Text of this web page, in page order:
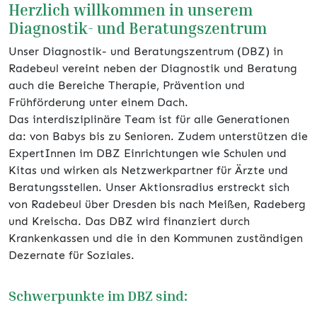
Herzlich willkommen in unserem
Diagnostik- und Beratungszentrum
Unser Diagnostik- und Beratungszentrum (DBZ) in
Radebeul vereint neben der Diagnostik und Beratung
auch die Bereiche Therapie, Prävention und
Frühförderung unter einem Dach.
Das interdisziplinäre Team ist für alle Generationen
da: von Babys bis zu Senioren. Zudem unterstützen die
ExpertInnen im DBZ Einrichtungen wie Schulen und
Kitas und wirken als Netzwerkpartner für Ärzte und
Beratungsstellen. Unser Aktionsradius erstreckt sich
von Radebeul über Dresden bis nach Meißen, Radeberg
und Kreischa. Das DBZ wird finanziert durch
Krankenkassen und die in den Kommunen zuständigen
Dezernate für Soziales.
Schwerpunkte im DBZ sind: